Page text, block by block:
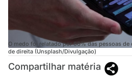
O medo foi relatado por 66% das pessoas de
de direita (Unsplash/Divulgação)
Compartilhar matéria